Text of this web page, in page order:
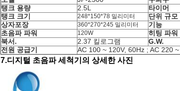
탱크 용량
2.5L 타이머
탱크 크기
248*150*78 밀리미터 단위 규모
상자포장 360*270*245 밀리미터 기능
초음파 파워
120W 히팅 파워
북서.
2.37 킬로그램 G.W.
전원 공급기
AC 100 ~ 120V, 60Hz ; AC 220
7.디지털 초음파 세척기의 상세한 사진